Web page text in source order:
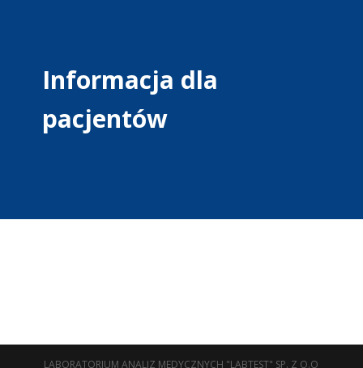
Informacja dla
pacjentów
LABORATORIUM ANALIZ MEDYCZNYCH "LABTEST" SP. Z O.O